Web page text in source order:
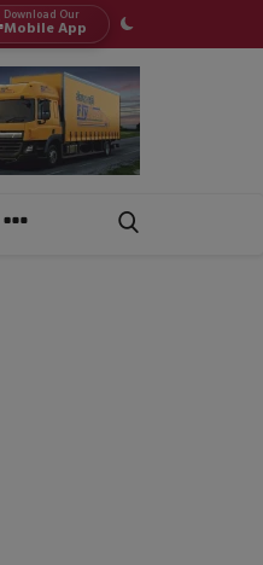
Download Our
Mobile App